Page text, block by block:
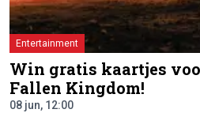
Entertainment
Win gratis kaartjes
Fallen Kingdom!
08 jun, 12:00